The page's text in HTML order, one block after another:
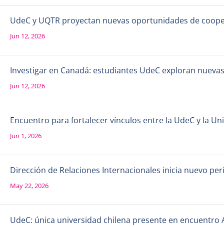
UdeC y UQTR proyectan nuevas oportunidades de
Jun 12, 2026
Investigar en Canadá: estudiantes UdeC exploran
Jun 12, 2026
Encuentro para fortalecer vínculos entre la UdeC y la
Jun 1, 2026
Dirección de Relaciones Internacionales inicia nuevo
May 22, 2026
UdeC: única universidad chilena presente en